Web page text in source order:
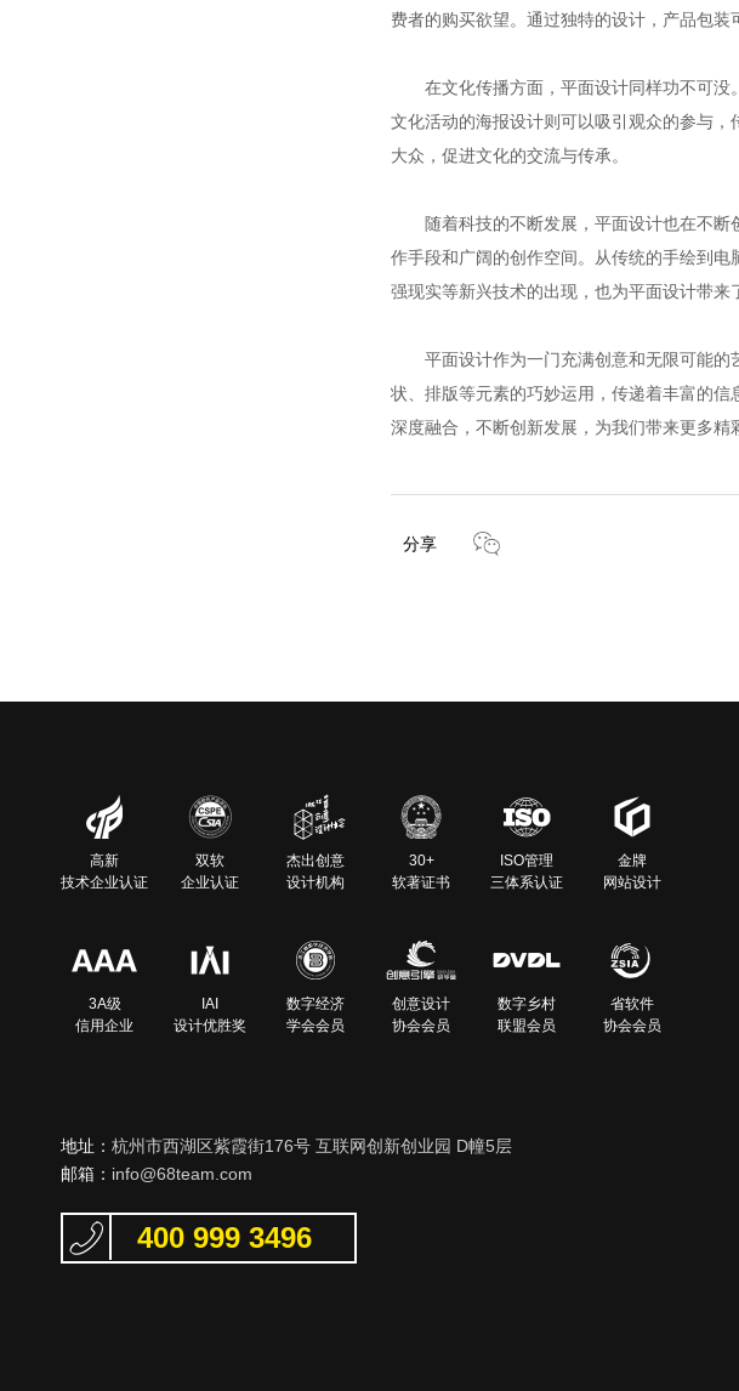
费者的购买欲望。通过独特的设计，产品包装
在文化传播方面，平面设计同样功不可没
文化活动的海报设计则可以吸引观众的参与
大众，促进文化的交流与传承。
随着科技的不断发展，平面设计也在不断
作手段和广阔的创作空间。从传统的手绘到
强现实等新兴技术的出现，也为平面设计带来
平面设计作为一门充满创意和无限可能的
状、排版等元素的巧妙运用，传递着丰富的
深度融合，不断创新发展，为我们带来更多精
分享
高新
技术企业认证
双软
企业认证
杰出创意
设计机构
30+
软著证书
ISO管理
三体系认证
金牌
网站设计
3A级
信用企业
IAI
设计优胜奖
数字经济
学会会员
创意设计
协会会员
数字乡村
联盟会员
省软件
协会会员
地址： 杭州市西湖区紫霞街176号 互联网创新创业园 D幢5层
邮箱： info@68team.com
400 999 3496